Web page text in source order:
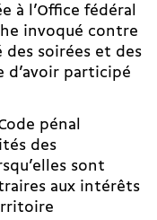
à l’Office fédéral
invoqué contre
des soirées et des
d’avoir participé
pénal
des
sont
aux intérêts